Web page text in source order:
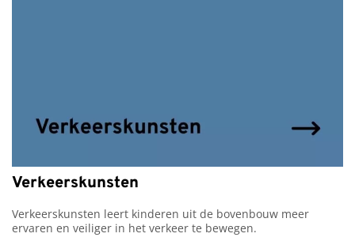
Verkeerskunsten
Verkeerskunsten leert kinderen uit de bovenbouw meer
ervaren en veiliger in het verkeer te bewegen.